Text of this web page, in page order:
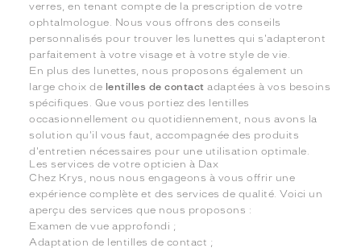
verres, en tenant compte de la prescription de votre
ophtalmologue. Nous vous offrons des conseils
personnalisés pour trouver les lunettes qui s'adapteront
parfaitement à votre visage et à votre style de vie.
En plus des lunettes, nous proposons également un
large choix de lentilles de contact adaptées à vos besoins
spécifiques. Que vous portiez des lentilles
occasionnellement ou quotidiennement, nous avons la
solution qu'il vous faut, accompagnée des produits
d'entretien nécessaires pour une utilisation optimale.
Les services de votre opticien à Dax
Chez Krys, nous nous engageons à vous offrir une
expérience complète et des services de qualité. Voici un
aperçu des services que nous proposons :
Examen de vue approfondi ;
Adaptation de lentilles de contact ;